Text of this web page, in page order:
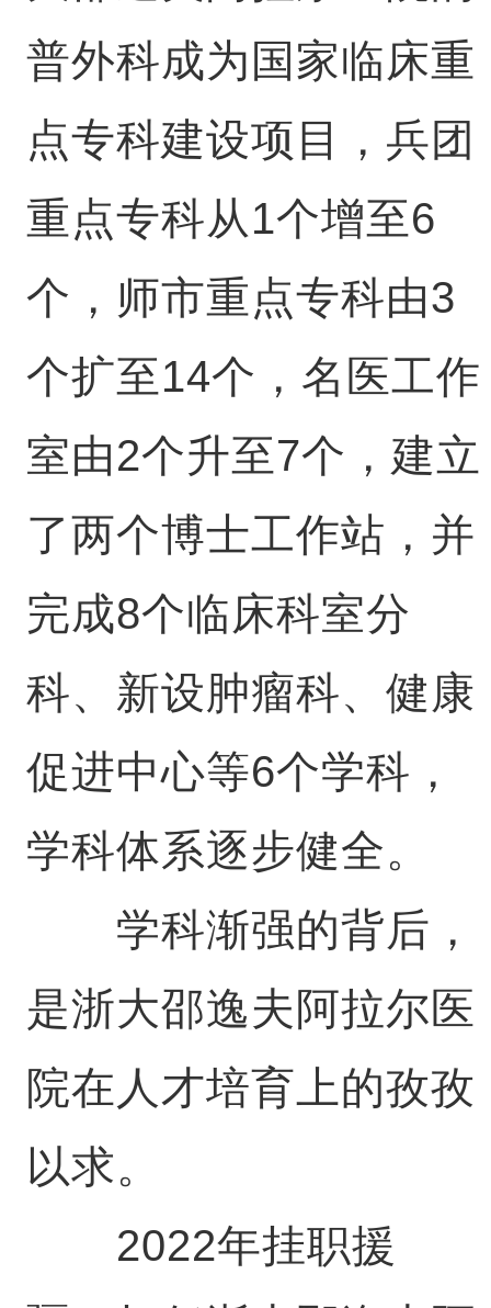
普外科成为国家临床重
点专科建设项目，兵团
重点专科从1个增至6
个，师市重点专科由3
个扩至14个，名医工作
室由2个升至7个，建立
了两个博士工作站，并
完成8个临床科室分
科、新设肿瘤科、健康
促进中心等6个学科，
学科体系逐步健全。
学科渐强的背后，
是浙大邵逸夫阿拉尔医
院在人才培育上的孜孜
以求。
2022年挂职援